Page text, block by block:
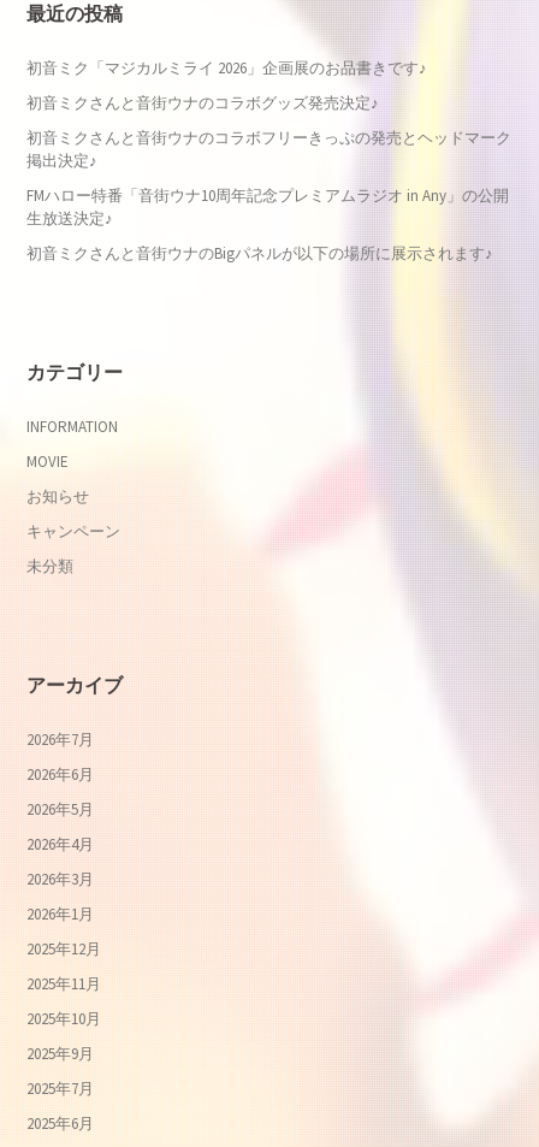
最近の投稿
初音ミク「マジカルミライ 2026」企画展のお品書きです♪
初音ミクさんと音街ウナのコラボグッズ発売決定♪
初音ミクさんと音街ウナのコラボフリーきっぷの発売とヘッドマーク
掲出決定♪
FMハロー特番「音街ウナ10周年記念プレミアムラジオ in Any」の公開
生放送決定♪
初音ミクさんと音街ウナのBigパネルが以下の場所に展示されます♪
カテゴリー
INFORMATION
MOVIE
お知らせ
キャンペーン
未分類
アーカイブ
2026年7月
2026年6月
2026年5月
2026年4月
2026年3月
2026年1月
2025年12月
2025年11月
2025年10月
2025年9月
2025年7月
2025年6月